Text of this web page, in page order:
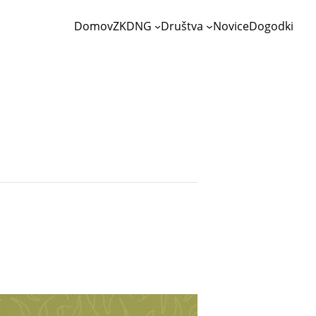
DomovZKDNG Društva NoviceDogodki